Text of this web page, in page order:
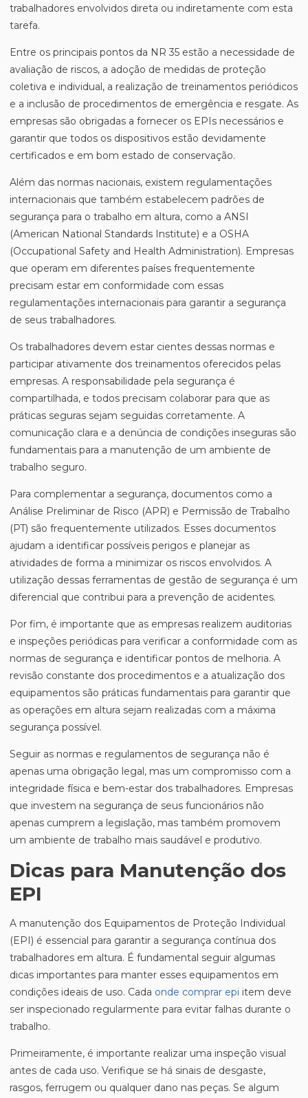
trabalhadores envolvidos direta ou indiretamente com esta
tarefa.
Entre os principais pontos da NR 35 estão a necessidade de
avaliação de riscos, a adoção de medidas de proteção
coletiva e individual, a realização de treinamentos periódicos
e a inclusão de procedimentos de emergência e resgate. As
empresas são obrigadas a fornecer os EPIs necessários e
garantir que todos os dispositivos estão devidamente
certificados e em bom estado de conservação.
Além das normas nacionais, existem regulamentações
internacionais que também estabelecem padrões de
segurança para o trabalho em altura, como a ANSI
(American National Standards Institute) e a OSHA
(Occupational Safety and Health Administration). Empresas
que operam em diferentes países frequentemente
precisam estar em conformidade com essas
regulamentações internacionais para garantir a segurança
de seus trabalhadores.
Os trabalhadores devem estar cientes dessas normas e
participar ativamente dos treinamentos oferecidos pelas
empresas. A responsabilidade pela segurança é
compartilhada, e todos precisam colaborar para que as
práticas seguras sejam seguidas corretamente. A
comunicação clara e a denúncia de condições inseguras são
fundamentais para a manutenção de um ambiente de
trabalho seguro.
Para complementar a segurança, documentos como a
Análise Preliminar de Risco (APR) e Permissão de Trabalho
(PT) são frequentemente utilizados. Esses documentos
ajudam a identificar possíveis perigos e planejar as
atividades de forma a minimizar os riscos envolvidos. A
utilização dessas ferramentas de gestão de segurança é um
diferencial que contribui para a prevenção de acidentes.
Por fim, é importante que as empresas realizem auditorias
e inspeções periódicas para verificar a conformidade com as
normas de segurança e identificar pontos de melhoria. A
revisão constante dos procedimentos e a atualização dos
equipamentos são práticas fundamentais para garantir que
as operações em altura sejam realizadas com a máxima
segurança possível.
Seguir as normas e regulamentos de segurança não é
apenas uma obrigação legal, mas um compromisso com a
integridade física e bem-estar dos trabalhadores. Empresas
que investem na segurança de seus funcionários não
apenas cumprem a legislação, mas também promovem
um ambiente de trabalho mais saudável e produtivo.
Dicas para Manutenção dos
EPI
A manutenção dos Equipamentos de Proteção Individual
(EPI) é essencial para garantir a segurança contínua dos
trabalhadores em altura. É fundamental seguir algumas
dicas importantes para manter esses equipamentos em
condições ideais de uso. Cada onde comprar epi item deve
ser inspecionado regularmente para evitar falhas durante o
trabalho.
Primeiramente, é importante realizar uma inspeção visual
antes de cada uso. Verifique se há sinais de desgaste,
rasgos, ferrugem ou qualquer dano nas peças. Se algum